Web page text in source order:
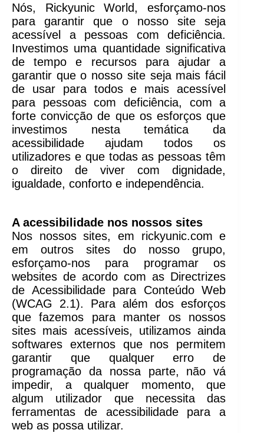
Nós, Rickyunic World, esforçamo-nos
para garantir que o nosso site seja
acessível a pessoas com deficiência.
Investimos uma quantidade significativa
de tempo e recursos para ajudar a
garantir que o nosso site seja mais fácil
de usar para todos e mais acessível
para pessoas com deficiência, com a
forte convicção de que os esforços que
investimos nesta temática da
acessibilidade ajudam todos os
utilizadores e que todas as pessoas têm
o direito de viver com dignidade,
igualdade, conforto e independência.
A acessibilidade nos nossos sites
Nos nossos sites, em rickyunic.com e
em outros sites do nosso grupo,
esforçamo-nos para programar os
websites de acordo com as Directrizes
de Acessibilidade para Conteúdo Web
(WCAG 2.1). Para além dos esforços
que fazemos para manter os nossos
sites mais acessíveis, utilizamos ainda
softwares externos que nos permitem
garantir que qualquer erro de
programação da nossa parte, não vá
impedir, a qualquer momento, que
algum utilizador que necessita das
ferramentas de acessibilidade para a
web as possa utilizar.